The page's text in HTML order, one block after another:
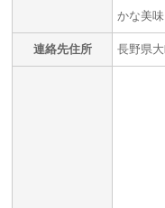
かな美
連絡先住所 長野県